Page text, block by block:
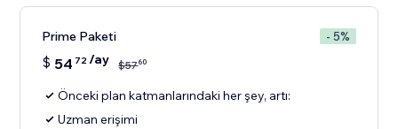
Prime Paketi - 5%
$ 54 72/ay $5760
Önceki plan katmanlarındaki her şey, artı:
Uzman erişimi